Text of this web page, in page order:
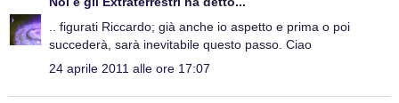
.. figurati Riccardo; già anche io aspetto e prima o poi
succederà, sarà inevitabile questo passo. Ciao
24 aprile 2011 alle ore 17:07